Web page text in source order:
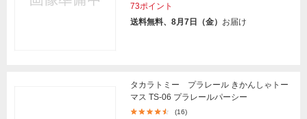
73ポイント
送料無料、8月7日（金） お届け
タカラトミー プラレール きかんしゃトー
マス TS-06 プラレールパーシー
(16)